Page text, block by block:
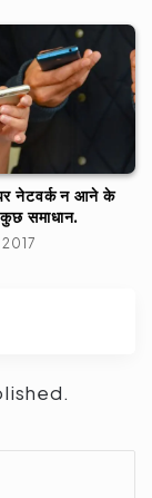
नेटवर्क न आने के
समाधान.